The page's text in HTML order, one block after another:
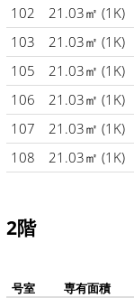
102
21.03㎡ (1K)
103
21.03㎡ (1K)
105
21.03㎡ (1K)
106
21.03㎡ (1K)
107
21.03㎡ (1K)
108
21.03㎡ (1K)
2階
号室 専有面積